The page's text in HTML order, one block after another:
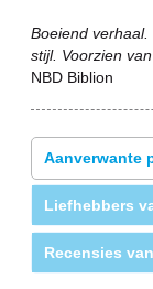
Boeiend
stijl. Voorzien
NBD Biblion
Aanverwante
Liefhebbers
Recensies